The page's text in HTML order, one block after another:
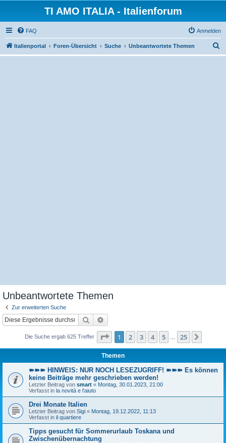
TI AMO ITALIA - Italienforum
FAQ Anmelden
Italienportal Foren-Übersicht Suche Unbeantwortete Themen
u
Unbeantwortete Themen
Zur erweiterten Suche
Suche
Die Suche ergab 625 Treffer Seite 1von 25
1 2 3 4 5 25
Themen
➽➽➽ HINWEIS: NUR NOCH LESEZUGRIFF! ➽➽➽ Es können
keine Beiträge mehr geschrieben werden!
Letzter Beitrag von smart « Montag, 30.01.2023, 21:00
Verfasst in la novità e l'aiuto
Drei Monate Italien
Letzter Beitrag von Sigi « Montag, 19.12.2022, 11:13
Verfasst in il quartiere
Tipps gesucht für Sommerurlaub Toskana und
Zwischenübernachtung